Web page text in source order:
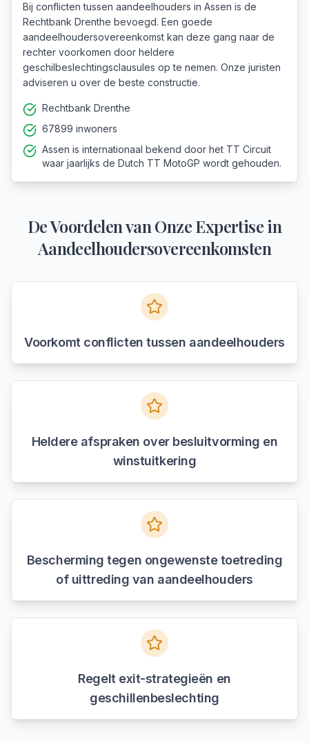
Bij conflicten tussen aandeelhouders in Assen is de
Rechtbank Drenthe bevoegd. Een goede
aandeelhoudersovereenkomst kan deze gang naar de
rechter voorkomen door heldere
geschilbeslechtingsclausules op te nemen. Onze juristen
adviseren u over de beste constructie.
Rechtbank Drenthe
67899 inwoners
Assen is internationaal bekend door het TT Circuit
waar jaarlijks de Dutch TT MotoGP wordt gehouden.
De Voordelen van Onze Expertise in
Aandeelhoudersovereenkomsten
Voorkomt conflicten tussen aandeelhouders
Heldere afspraken over besluitvorming en
winstuitkering
Bescherming tegen ongewenste toetreding
of uittreding van aandeelhouders
Regelt exit-strategieën en
geschillenbeslechting